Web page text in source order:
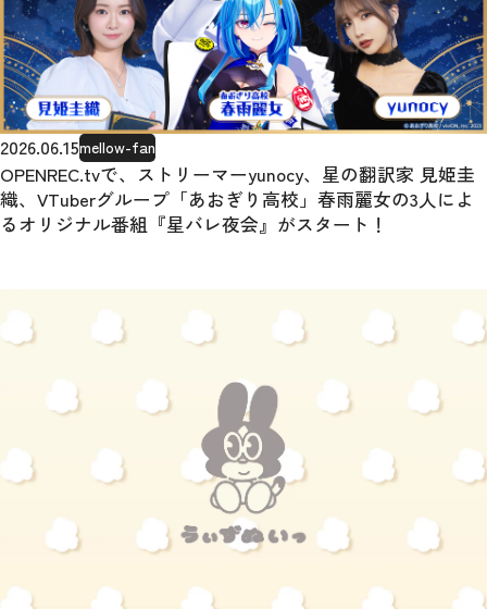
2026.06.15mellow-fan
OPENREC.tvで、ストリーマーyunocy、星の翻訳家 見姫圭
織、VTuberグループ「あおぎり高校」春雨麗女の3人によ
るオリジナル番組『星バレ夜会』がスタート！